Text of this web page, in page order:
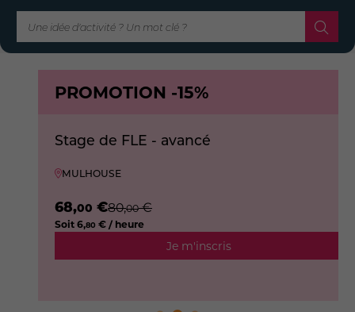
Stage de FLE - avancé
MULHOUSE
,00€80,00€
Soit6,80 € / heure
Je m'inscris
PROMOTION-15%